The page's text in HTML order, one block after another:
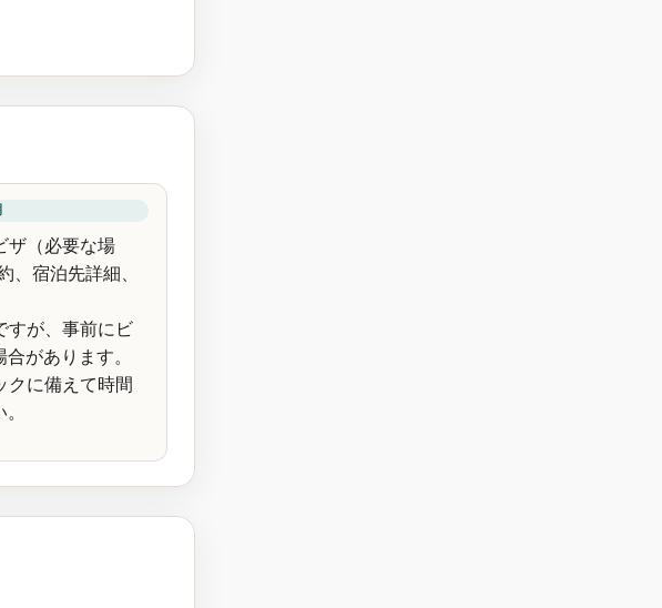
ザ（必要な場
宿泊先詳細、
すが、事前にビ
があります。
クに備えて時間